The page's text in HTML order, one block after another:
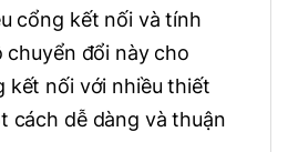
cổng kết nối và tính
chuyển đổi này cho
kết nối với nhiều thiết
cách dễ dàng và thuận